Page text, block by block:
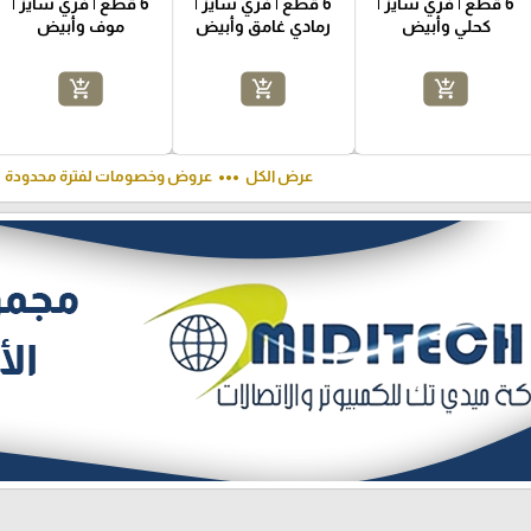
كحلي وأبيض
add_shopping_cart
رمادي غامق وأبيض
add_shopping_cart
موف وأبيض
add_shopping_cart
عرض الكل more_horiz عروض وخصومات لفترة محدودة